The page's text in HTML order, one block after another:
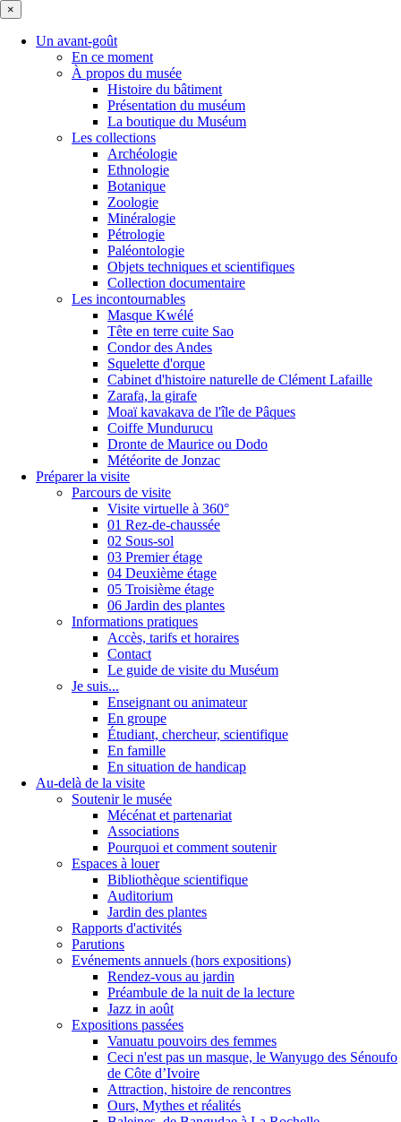
×
Un avant-goût
En ce moment
À propos du musée
Histoire du bâtiment
Présentation du muséum
La boutique du Muséum
Les collections
Archéologie
Ethnologie
Botanique
Zoologie
Minéralogie
Pétrologie
Paléontologie
Objets techniques et scientifiques
Collection documentaire
Les incontournables
Masque Kwélé
Tête en terre cuite Sao
Condor des Andes
Squelette d'orque
Cabinet d'histoire naturelle de Clément Lafaille
Zarafa, la girafe
Moaï kavakava de l'île de Pâques
Coiffe Mundurucu
Dronte de Maurice ou Dodo
Météorite de Jonzac
Préparer la visite
Parcours de visite
Visite virtuelle à 360°
01 Rez-de-chaussée
02 Sous-sol
03 Premier étage
04 Deuxième étage
05 Troisième étage
06 Jardin des plantes
Informations pratiques
Accès, tarifs et horaires
Contact
Le guide de visite du Muséum
Je suis...
Enseignant ou animateur
En groupe
Étudiant, chercheur, scientifique
En famille
En situation de handicap
Au-delà de la visite
Soutenir le musée
Mécénat et partenariat
Associations
Pourquoi et comment soutenir
Espaces à louer
Bibliothèque scientifique
Auditorium
Jardin des plantes
Rapports d'activités
Parutions
Evénements annuels (hors expositions)
Rendez-vous au jardin
Préambule de la nuit de la lecture
Jazz in août
Expositions passées
Vanuatu pouvoirs des femmes
Ceci n'est pas un masque, le Wanyugo des Sénoufo
de Côte d’Ivoire
Attraction, histoire de rencontres
Ours, Mythes et réalités